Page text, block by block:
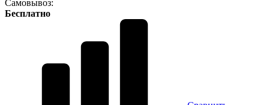
Самовывоз:
Бесплатно